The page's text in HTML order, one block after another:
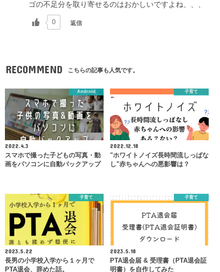
ゴの不足分を取り寄せるのはおかしいですよね、、、
0 返信
RECOMMEND こちらの記事も人気です。
Android
2022.4.3
スマホで撮った子どもの写真・動
画をパソコンに自動バックアップ
子育て
2022.12.18
"ホワイトノイズ長時間流しっぱな
し"赤ちゃんへの悪影響は？
子育て
2023.5.22
長男の小学校入学から１ヶ月で
PTA退会、辞めた話。
子育て
2023.5.18
PTA退会届 & 受理書（PTA退会証
明書）を自作してみた